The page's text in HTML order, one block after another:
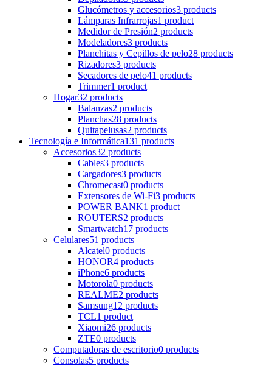
Glucómetros y accesorios3 products
Lámparas Infrarrojas1 product
Medidor de Presión2 products
Modeladores3 products
Planchitas y Cepillos de pelo28 products
Rizadores3 products
Secadores de pelo41 products
Trimmer1 product
Hogar32 products
Balanzas2 products
Planchas28 products
Quitapelusas2 products
Tecnología e Informática131 products
Accesorios32 products
Cables3 products
Cargadores3 products
Chromecast0 products
Extensores de Wi-Fi3 products
POWER BANK1 product
ROUTERS2 products
Smartwatch17 products
Celulares51 products
Alcatel0 products
HONOR4 products
iPhone6 products
Motorola0 products
REALME2 products
Samsung12 products
TCL1 product
Xiaomi26 products
ZTE0 products
Computadoras de escritorio0 products
Consolas5 products